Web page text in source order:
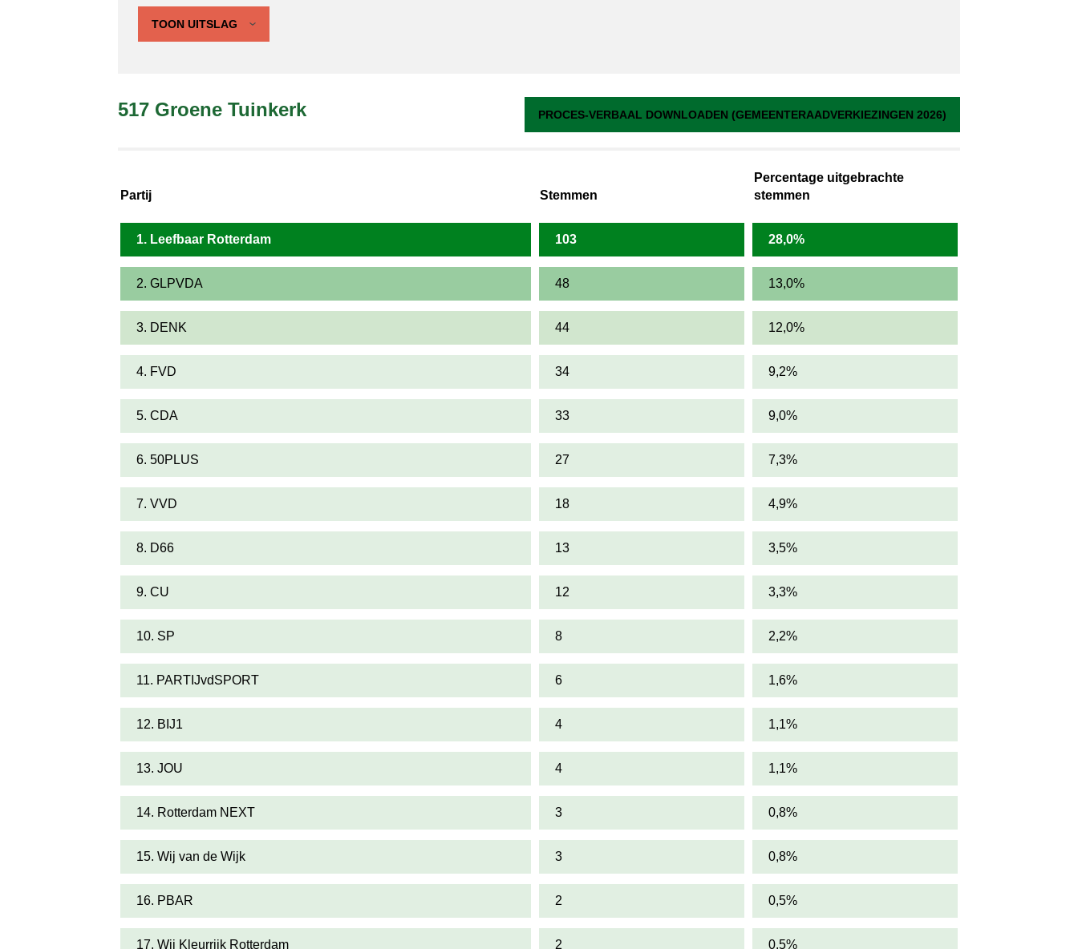
TOON UITSLAG
517 Groene Tuinkerk PROCES-VERBAAL DOWNLOADEN (GEMEENTERAADVERKIEZINGEN 2026)
Partij Stemmen
Percentage uitgebrachte
stemmen
1. Leefbaar Rotterdam 103 28,0%
2. GLPVDA 48 13,0%
3. DENK 44 12,0%
4. FVD 34 9,2%
5. CDA 33 9,0%
6. 50PLUS 27 7,3%
7. VVD 18 4,9%
8. D66 13 3,5%
9. CU 12 3,3%
10. SP 8 2,2%
11. PARTIJvdSPORT 6 1,6%
12. BIJ1 4 1,1%
13. JOU 4 1,1%
14. Rotterdam NEXT 3 0,8%
15. Wij van de Wijk 3 0,8%
16. PBAR 2 0,5%
17. Wij Kleurrijk Rotterdam 2 0,5%